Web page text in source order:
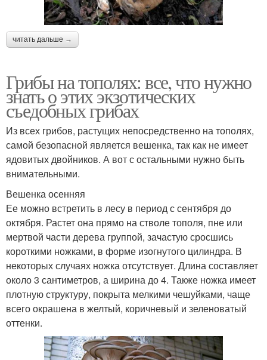
читать дальше →
Грибы на тополях: все, что нужно
знать о этих экзотических
съедобных грибах
Из всех грибов, растущих непосредственно на тополях,
самой безопасной является вешенка, так как не имеет
ядовитых двойников. А вот с остальными нужно быть
внимательными.
Вешенка осенняя
Ее можно встретить в лесу в период с сентября до
октября. Растет она прямо на стволе тополя, пне или
мертвой части дерева группой, зачастую сросшись
короткими ножками, в форме изогнутого цилиндра. В
некоторых случаях ножка отсутствует. Длина составляет
около 3 сантиметров, а ширина до 4. Также ножка имеет
плотную структуру, покрыта мелкими чешуйками, чаще
всего окрашена в желтый, коричневый и зеленоватый
оттенки.